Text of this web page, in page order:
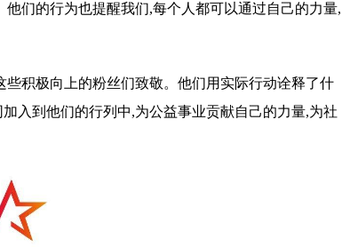
们的行为也提醒我们,每个人都可以通过自己的力量,
积极向上的粉丝们致敬。他们用实际行动诠释了什
入到他们的行列中,为公益事业贡献自己的力量,为社